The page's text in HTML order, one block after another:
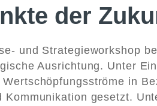
der
und Strategieworkshop
Ausrichtung. Unter
in
Kommunikation gesetzt.